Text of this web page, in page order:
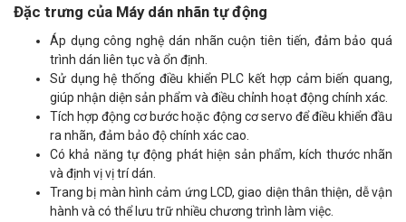
Đặc trưng của Máy dán nhãn tự động
Áp dụng công nghệ dán nhãn cuộn tiên tiến, đảm bảo quá
trình dán liên tục và ổn định.
Sử dụng hệ thống điều khiển PLC kết hợp cảm biến quang,
giúp nhận diện sản phẩm và điều chỉnh hoạt động chính xác.
Tích hợp động cơ bước hoặc động cơ servo để điều khiển đầu
ra nhãn, đảm bảo độ chính xác cao.
Có khả năng tự động phát hiện sản phẩm, kích thước nhãn
và định vị vị trí dán.
Trang bị màn hình cảm ứng LCD, giao diện thân thiện, dễ vận
hành và có thể lưu trữ nhiều chương trình làm việc.